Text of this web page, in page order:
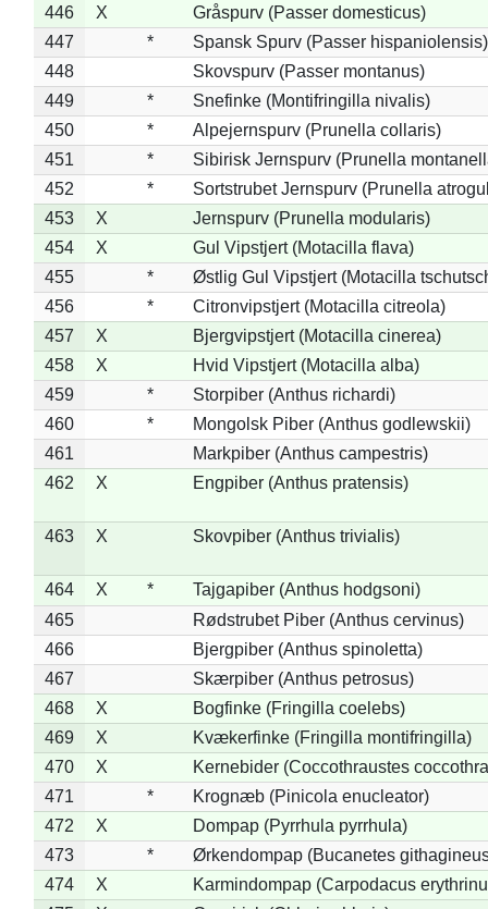
446
X
Gråspurv (Passer domesticus)
447
*
Spansk Spurv (Passer hispaniolensis)
448
Skovspurv (Passer montanus)
449
*
Snefinke (Montifringilla nivalis)
450
*
Alpejernspurv (Prunella collaris)
451
*
Sibirisk Jernspurv (Prunella
452
*
Sortstrubet Jernspurv (Prunella
453
X
Jernspurv (Prunella modularis)
454
X
Gul Vipstjert (Motacilla flava)
455
*
Østlig Gul Vipstjert (Motacilla
456
*
Citronvipstjert (Motacilla citreola)
457
X
Bjergvipstjert (Motacilla cinerea)
458
X
Hvid Vipstjert (Motacilla alba)
459
*
Storpiber (Anthus richardi)
460
*
Mongolsk Piber (Anthus godlewskii)
461
Markpiber (Anthus campestris)
462
X Engpiber (Anthus pratensis)
463 X Skovpiber (Anthus trivialis)
464 X *
Tajgapiber (Anthus hodgsoni)
465
Rødstrubet Piber (Anthus cervinus)
466
Bjergpiber (Anthus spinoletta)
467
Skærpiber (Anthus petrosus)
468
X
Bogfinke (Fringilla coelebs)
469
X
Kvækerfinke (Fringilla montifringilla)
470
X
Kernebider (Coccothraustes
471
*
Krognæb (Pinicola enucleator)
472
X
Dompap (Pyrrhula pyrrhula)
473
*
Ørkendompap (Bucanetes
474
X
Karmindompap (Carpodacus